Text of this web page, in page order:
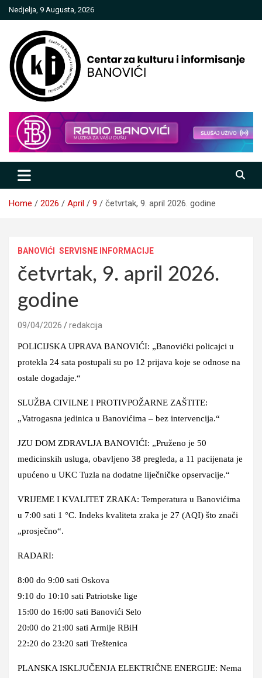
Skip
to
Nedjelja, 9 Augusta, 2026
Centar za kulturu i informisanje
Banovići
Home 2026 April 9 četvrtak, 9. april 2026. godine
BANOVIĆI SERVISNE INFORMACIJE
četvrtak, 9. april 2026.
godine
09/04/2026 redakcija
POLICIJSKA UPRAVA BANOVIĆI: „Banovićki policajci u
protekla 24 sata postupali su po 12 prijava koje se odnose na
ostale događaje.“
SLUŽBA CIVILNE I PROTIVPOŽARNE ZAŠTITE:
„Vatrogasna jedinica u Banovićima – bez intervencija.“
JZU DOM ZDRAVLJA BANOVIĆI: „Pruženo je 50
medicinskih usluga, obavljeno 38 pregleda, a 11 pacijenata je
upućeno u UKC Tuzla na dodatne liječničke opservacije.“
VRIJEME I KVALITET ZRAKA: Temperatura u Banovićima
u 7:00 sati 1 °C. Indeks kvaliteta zraka je 27 (AQI) što znači
„prosječno“.
RADARI:
8:00 do 9:00 sati Oskova
9:10 do 10:10 sati Patriotske lige
15:00 do 16:00 sati Banovići Selo
20:00 do 21:00 sati Armije RBiH
22:20 do 23:20 sati Treštenica
PLANSKA ISKLJUČENJA ELEKTRIČNE ENERGIJE: Nema